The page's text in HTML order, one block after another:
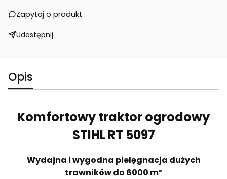
Zapytaj o produkt
Udostępnij
Opis
Komfortowy traktor ogrodowy
STIHLRT 5097
Wydajna i wygodna pielęgnacja dużych
trawników do 6000 m²